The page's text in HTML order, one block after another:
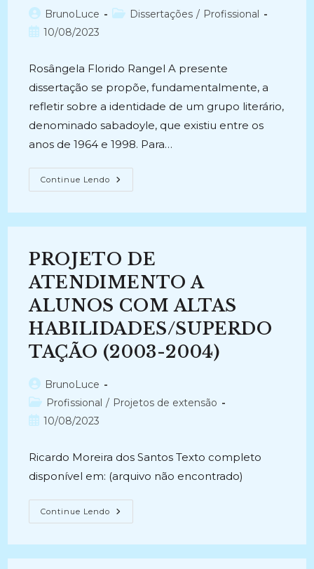
Autor
do
BrunoLuce
Categoria
Dissertações / Profissional
Post10/08/2023
Rosângela Florido Rangel A presente
dissertação se propõe, fundamentalmente, a
refletir sobre a identidade de um grupo literário,
denominado sabadoyle, que existiu entre os
anos de 1964 e 1998. Para…
Continue Lendo SABADOYLE:
Uma
(2008)
PROJETO DE
ATENDIMENTO A
ALUNOS COM ALTAS
HABILIDADES/SUPERDO
TAÇÃO (2003-2004)
Autor
do
post:
BrunoLuce
Categoria
do
Profissional / Projetos de extensão
Post10/08/2023
Ricardo Moreira dos Santos Texto completo
disponível em: (arquivo não encontrado)
Continue Lendo PROJETO
DE
COM